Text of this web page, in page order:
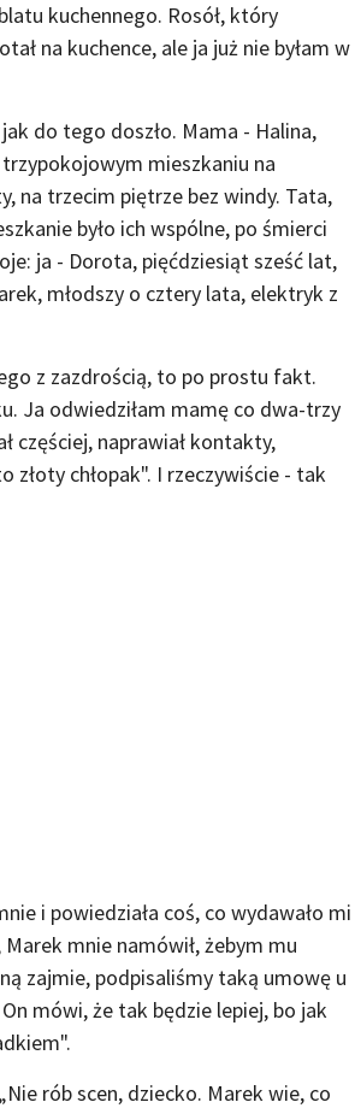
kuchennego. Rosół, który
na kuchence, ale ja już nie byłam w
do tego doszło. Mama - Halina,
mieszkaniu na
na trzecim piętrze bez windy. Tata,
było ich wspólne, po śmierci
ja - Dorota, pięćdziesiąt sześć lat,
młodszy o cztery lata, elektryk z
z zazdrością, to po prostu fakt.
Ja odwiedziłam mamę co dwa-trzy
częściej, naprawiał kontakty,
złoty chłopak". I rzeczywiście - tak
i powiedziała coś, co wydawało mi
mnie namówił, żebym mu
zajmie, podpisaliśmy taką umowę u
mówi, że tak będzie lepiej, bo jak
rób scen, dziecko. Marek wie, co